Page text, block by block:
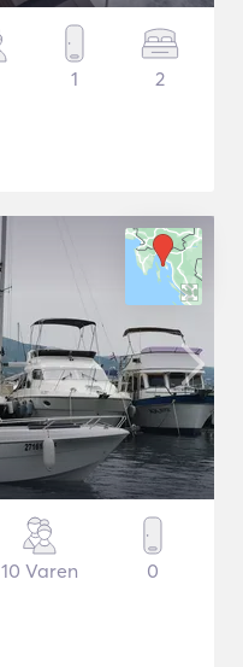
1 2
10 Varen 0